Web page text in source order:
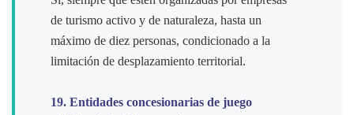
de turismo activo y de naturaleza, hasta un
máximo de diez personas, condicionado a la
limitación de desplazamiento territorial.
19. Entidades concesionarias de juego